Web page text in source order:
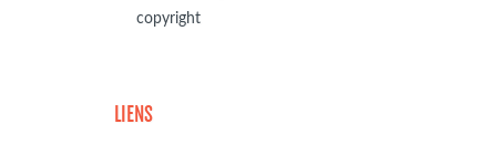
copyright
LIENS